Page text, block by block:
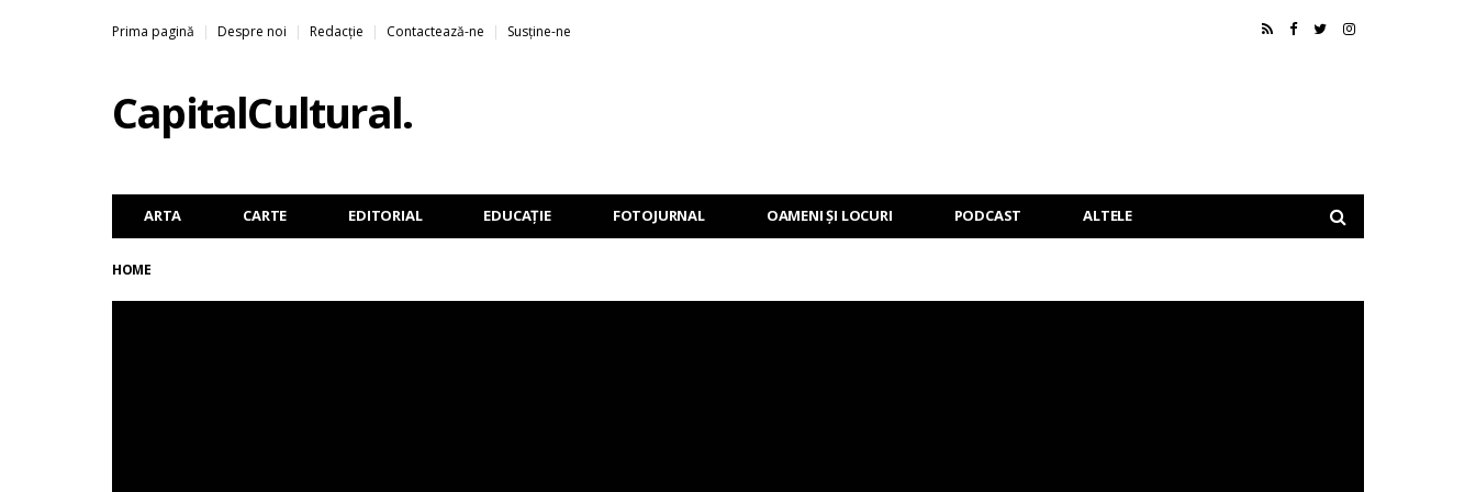
Prima pagină Despre noi Redacție Contactează-ne Susține-ne
CapitalCultural.
ARTA CARTE EDITORIAL EDUCAȚIE FOTOJURNAL OAMENI ȘI LOCURI PODCAST ALTELE
HOME